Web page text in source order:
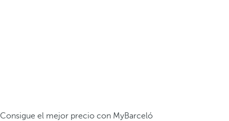
Consigue el mejor precio con MyBarceló